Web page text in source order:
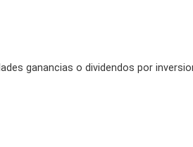
ganancias o dividendos por